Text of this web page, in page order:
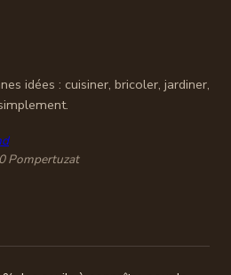
idées : cuisiner, bricoler, jardiner,
Pompertuzat